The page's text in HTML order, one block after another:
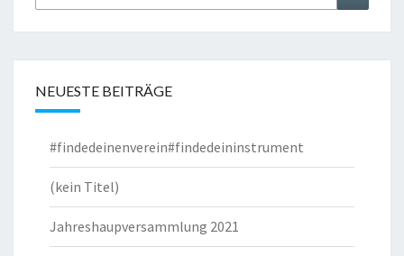
nach:
NEUESTE BEITRÄGE
#findedeinenverein#findedeininstrument
(kein Titel)
Jahreshaupversammlung 2021